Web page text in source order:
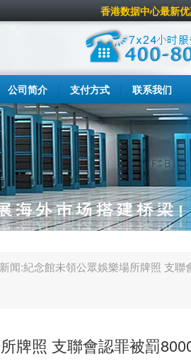
香港数据中心最新
公司简介 支付方式 联系我们
闻:紀念館未領公眾娛樂場所牌照 支聯
牌照 支聯會認罪被罰